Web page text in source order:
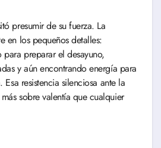
presumir de su fuerza. La
en los pequeños detalles:
para preparar el desayuno,
y aún encontrando energía para
resistencia silenciosa ante la
sobre valentía que cualquier